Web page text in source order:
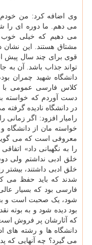
وی اضافه کرد: من
می دهم. ما دوره ای را
می دهیم که خیلی خوب
مشتاق هستند. این نشان
قوی برای چند سال پیش
تواند جذاب باشد. آن به
دانشگاه شهید چمران
کلاس فارسی عمومی با
دست آوردم که خواسته
در دانشگاه نادیده گرفته
رامیار افزود: اگر زمانی
خواسته مان از دانشگاه
معروفی است که می
را به نگهبانی داد»
خلق ادبی نداشتم ولی
خلق ادبی داشتند،
شدند که باید حفظ می
فارسی بود که بسیار
شود، یک صحبت است و
بود دیده شود و به بوته
که آثارشان پر فروش
دانشگاه ها و رشته های
می گیرد؟ چه آنهایی که